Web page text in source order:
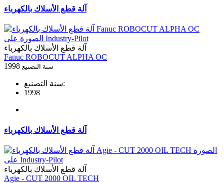
آلة قطع الأسلاك بالكهرباء
آلة قطع الأسلاك بالكهرباء
Fanuc ROBOCUT ALPHA OC
سنة التصنيع
سنة التصنيع:
1998
آلة قطع الأسلاك بالكهرباء
آلة قطع الأسلاك بالكهرباء
Agie - CUT 2000 OIL TECH